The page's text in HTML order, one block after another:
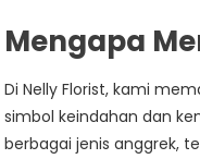
Mengapa
Di Nelly Florist, kami
simbol keindahan dan
berbagai jenis anggrek,